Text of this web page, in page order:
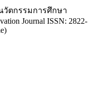
วัตกรรมการศึกษา
Journal ISSN: 2822-